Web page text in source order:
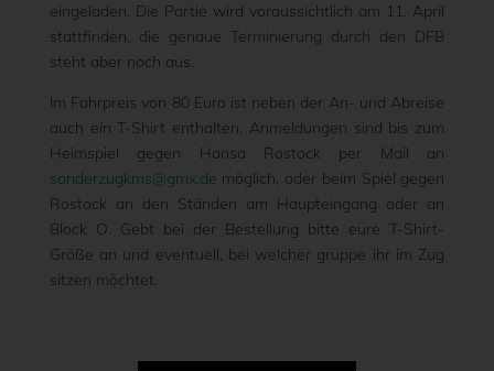
eingeladen. Die Partie wird voraussichtlich am 11. April
stattfinden, die genaue Terminierung durch den DFB
steht aber noch aus.
Im Fahrpreis von 80 Euro ist neben der An- und Abreise
auch ein T-Shirt enthalten. Anmeldungen sind bis zum
Heimspiel gegen Hansa Rostock per Mail an
sonderzugkms@gmx.de möglich, oder beim Spiel gegen
Rostock an den Ständen am Haupteingang oder an
Block O. Gebt bei der Bestellung bitte eure T-Shirt-
Größe an und eventuell, bei welcher gruppe ihr im Zug
sitzen möchtet.